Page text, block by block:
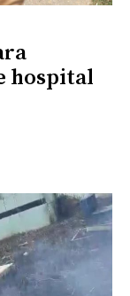
hospital